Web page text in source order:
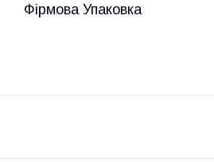
Фірмова Упаковка